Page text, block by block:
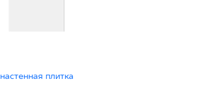
настенная плитка